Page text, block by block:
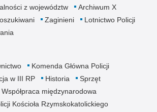
z województw
Archiwum X
Zaginieni
Lotnictwo Policji
Komenda Główna Policji
w III RP Historia
Sprzęt
Współpraca międzynarodowa
Kościoła Rzymskokatolickiego